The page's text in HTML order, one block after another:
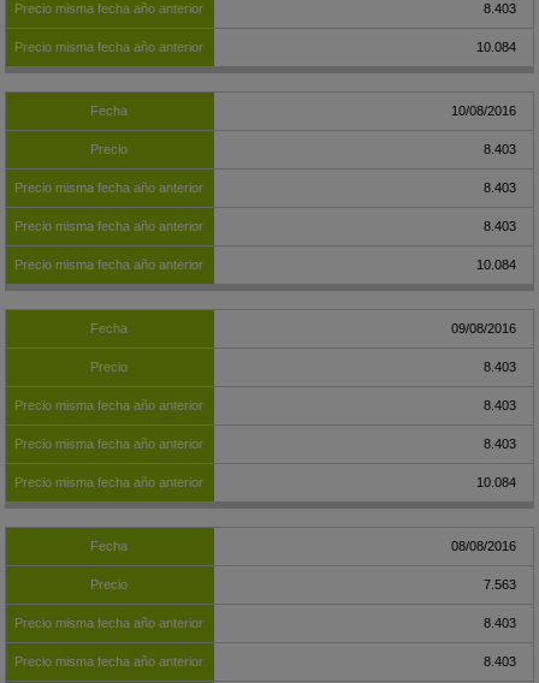
8.403
10.084
10/08/2016
8.403
8.403
8.403
10.084
09/08/2016
8.403
8.403
8.403
10.084
08/08/2016
7.563
8.403
8.403